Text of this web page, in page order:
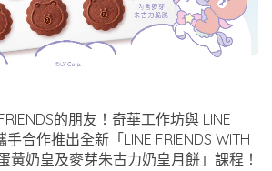
的朋友！奇華工作坊與 LINE
手合作推出全新「LINE FRIENDS WITH
黃奶皇及麥芽朱古力奶皇月餅」課程！